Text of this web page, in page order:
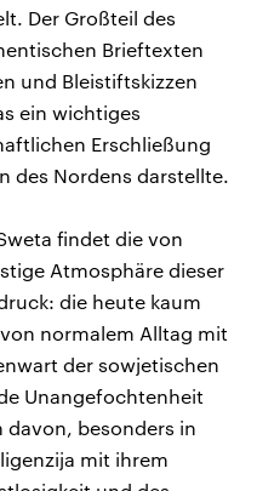
Der Großteil des
Brieftexten
und Bleistiftskizzen
ein wichtiges
Erschließung
des Nordens darstellte.
findet die von
Atmosphäre dieser
die heute kaum
normalem Alltag mit
der sowjetischen
Unangefochtenheit
davon, besonders in
mit ihrem